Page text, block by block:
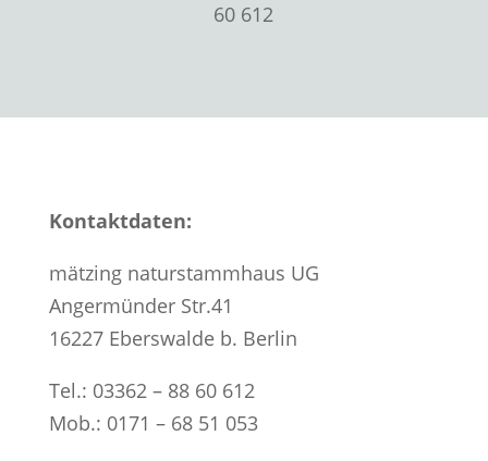
60 612
Kontaktdaten:
mätzing naturstammhaus UG
Angermünder Str.41
16227 Eberswalde b. Berlin
Tel.: 03362 – 88 60 612
Mob.: 0171 – 68 51 053